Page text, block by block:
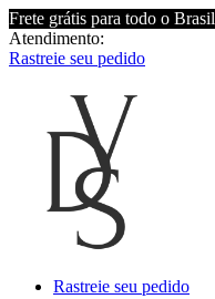
Frete grátis para todo o Brasil
Atendimento:
Rastreie seu pedido
Rastreie seu pedido